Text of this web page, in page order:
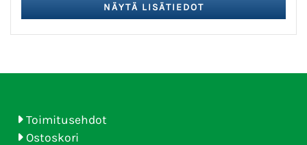
Toimitusehdot
Ostoskori